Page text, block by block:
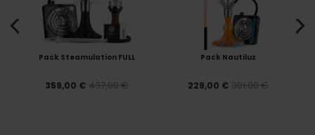
Pack Steamulation FULL
359,00 € 437,80 €
Pack Nautiluz
229,00 € 301,00 €